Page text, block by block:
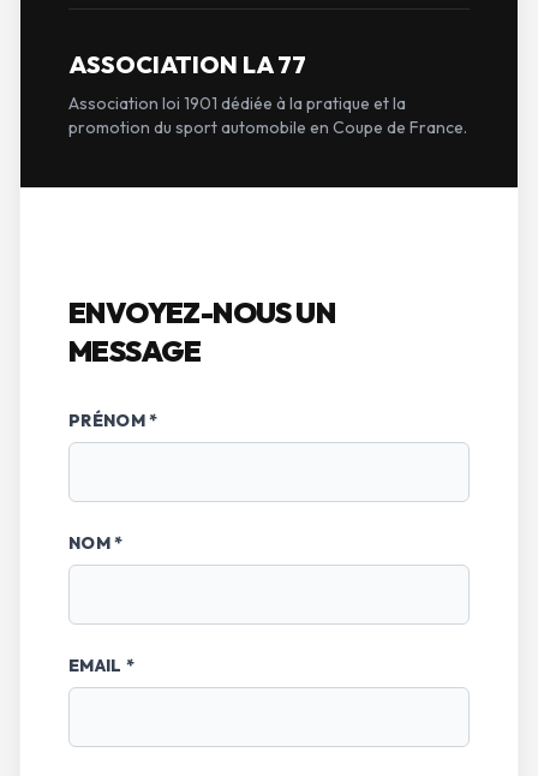
ASSOCIATION LA 77
Association loi 1901 dédiée à la pratique et la
promotion du sport automobile en Coupe de France.
ENVOYEZ-NOUS UN
MESSAGE
PRÉNOM *
NOM *
EMAIL *